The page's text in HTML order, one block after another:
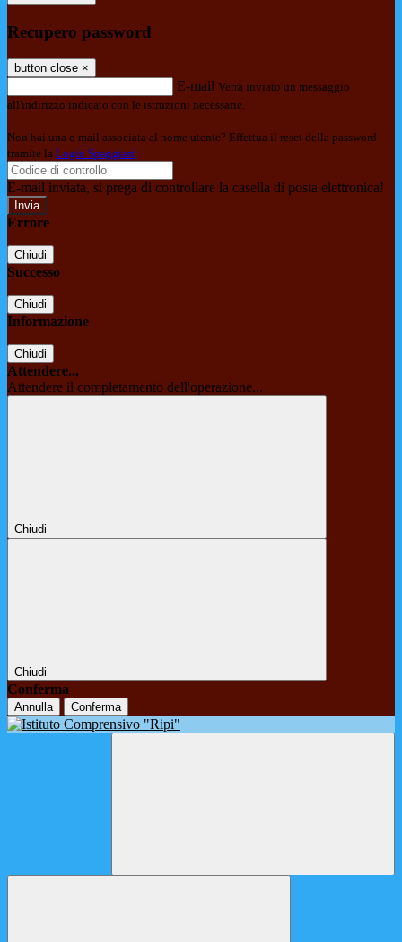
Recupero password
button close ×
E-mail Verrà inviato un messaggio
all'indirizzo indicato con le istruzioni necessarie.
Non hai una e-mail associata al nome utente? Effettua il reset della password
tramite la Login Spaggiari
E-mail inviata, si prega di controllare la casella di posta elettronica!
Errore
Chiudi
Successo
Chiudi
Informazione
Chiudi
Attendere...
Attendere il completamento dell'operazione...
Chiudi
Chiudi
Conferma
Annulla Conferma